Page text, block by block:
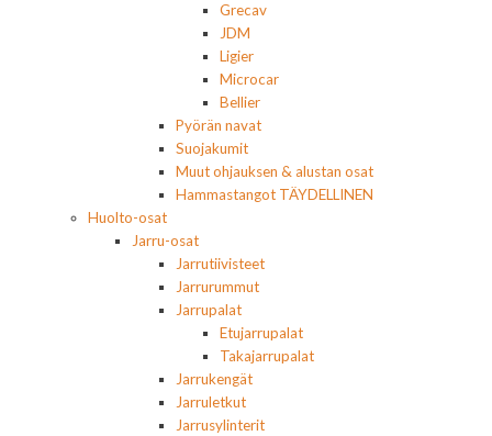
Grecav
JDM
Ligier
Microcar
Bellier
Pyörän navat
Suojakumit
Muut ohjauksen & alustan osat
Hammastangot TÄYDELLINEN
Huolto-osat
Jarru-osat
Jarrutiivisteet
Jarrurummut
Jarrupalat
Etujarrupalat
Takajarrupalat
Jarrukengät
Jarruletkut
Jarrusylinterit